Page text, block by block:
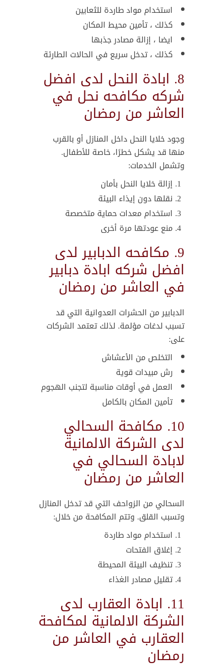
استخدام مواد طاردة للثعابين
كذلك ، تأمين محيط المكان
ايضا ، إزالة مصادر جذبها
كذلك ، تدخل سريع في الحالات الطارئة
8. ابادة النحل لدى افضل
شركه مكافحه نحل في
العاشر من رمضان
وجود خلايا النحل داخل المنازل أو بالقرب
منها قد يشكل خطرًا، خاصة للأطفال.
وتشمل الخدمات:
إزالة خلايا النحل بأمان
نقلها دون إيذاء البيئة
استخدام معدات حماية متخصصة
منع عودتها مرة أخرى
9. مكافحه الدبابير لدى
افضل شركه ابادة دبابير
في العاشر من رمضان
الدبابير من الحشرات العدوانية التي قد
تسبب لدغات مؤلمة. لذلك تعتمد الشركات
على:
التخلص من الأعشاش
رش مبيدات قوية
العمل في أوقات مناسبة لتجنب الهجوم
تأمين المكان بالكامل
10. مكافحة السحالي
لدى الشركة الالمانية
لابادة السحالي في
العاشر من رمضان
السحالي من الزواحف التي قد تدخل المنازل
وتسبب القلق. وتتم المكافحة من خلال:
استخدام مواد طاردة
إغلاق الفتحات
تنظيف البيئة المحيطة
تقليل مصادر الغذاء
11. ابادة العقارب لدى
الشركة الالمانية لمكافحة
العقارب في العاشر من
رمضان